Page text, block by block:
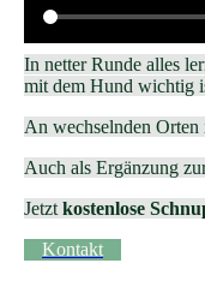
In netter Runde alles
mit dem Hund wichtig
An wechselnden
Auch als Ergänzung
Jetztkostenlose
Kontakt